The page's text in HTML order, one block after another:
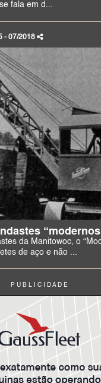
fala em d...
- 07/2018
da Manitowoc, o
de aço e não ...
P U B L I C I D A D E